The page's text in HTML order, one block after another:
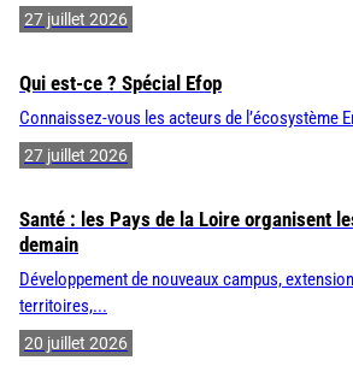
27 juillet 2026
Qui est-ce ? Spécial Efop
Connaissez-vous les acteurs de l’écosystème
27 juillet 2026
Santé : les Pays de la Loire organisent
demain
Développement de nouveaux campus,
territoires,...
20 juillet 2026